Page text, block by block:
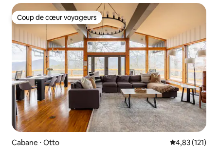
Coup de cœur voyageurs
Coup de cœur voyageurs
Cabane ⋅ Otto Évaluation
4,83 (121)